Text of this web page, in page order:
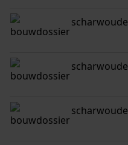
scharwoude
scharwoude
scharwoude